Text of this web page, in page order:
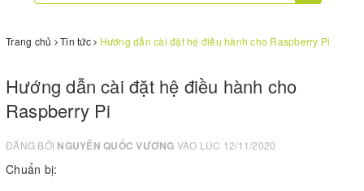
navigation
Trang chủ Tin tức Hướng dẫn cài đặt hệ điều hành cho Raspberry Pi
Hướng dẫn cài đặt hệ điều hành cho
Raspberry Pi
ĐĂNG BỞI NGUYỄN QUỐC VƯƠNG VÀO LÚC 12/11/2020
Chuẩn bị: